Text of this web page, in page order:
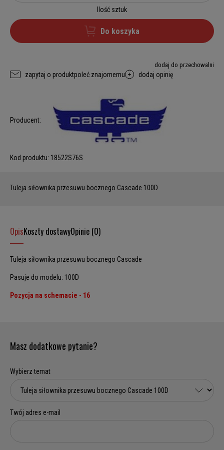
Ilość sztuk
Do koszyka
dodaj do przechowalni
zapytaj o produktpoleć znajomemu dodaj opinię
Producent:
Kod produktu: 18522S76S
Tuleja siłownika przesuwu bocznego Cascade 100D
OpisKoszty dostawyOpinie (0)
Tuleja siłownika przesuwu bocznego Cascade
Pasuje do modelu: 100D
Pozycja na schemacie - 16
Masz dodatkowe pytanie?